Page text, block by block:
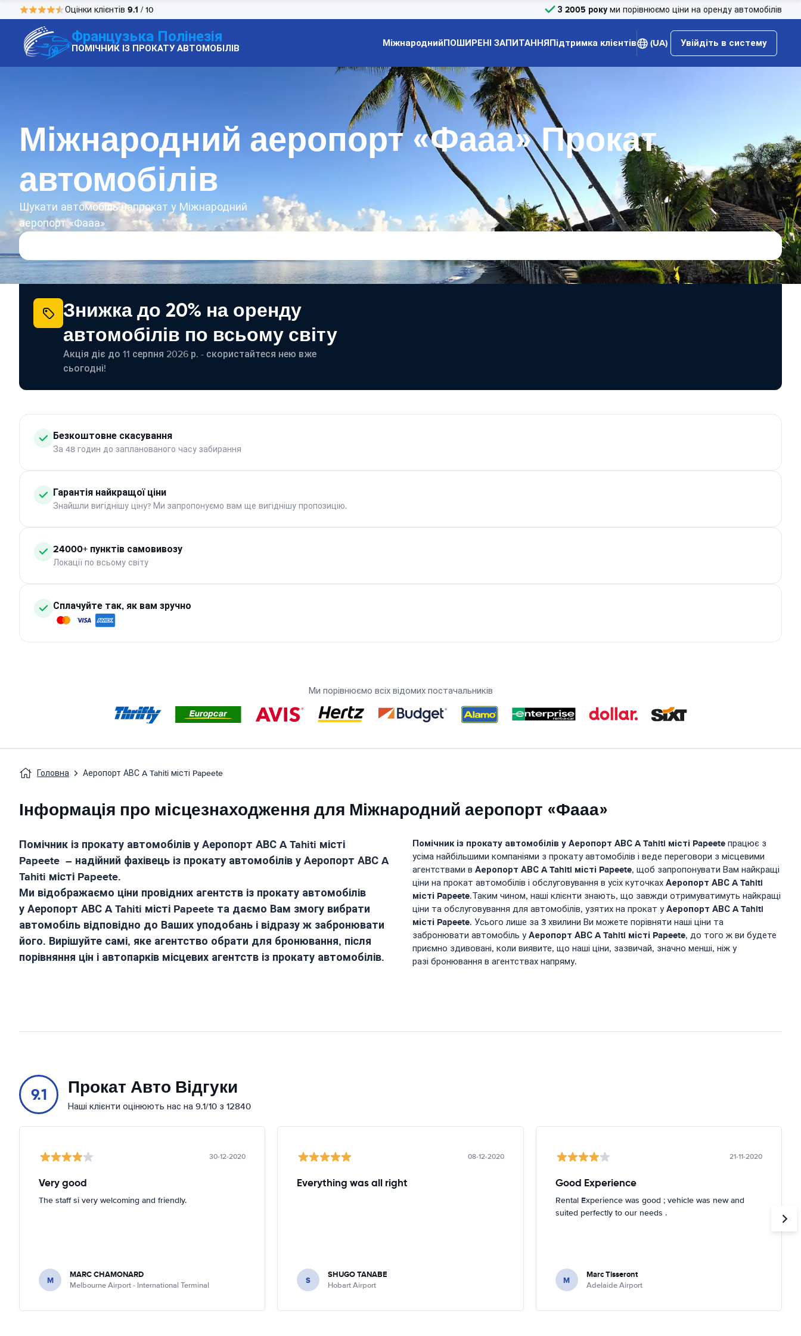
Оцінки клієнтів 9.1 / 10 З 2005 року ми порівнюємо ціни на оренду автомобілів
Французька Полінезія
ПОМІЧНИК ІЗ ПРОКАТУ АВТОМОБІЛІВ МіжнароднийПОШИРЕНІ ЗАПИТАННЯПідтримка клієнтів (UA) Увійдіть в систему
Міжнародний аеропорт «Фааа» Прокат
автомобілів
Шукати автомобіль напрокат у Міжнародний
аеропорт «Фааа»
Знижка до 20% на оренду
автомобілів по всьому світу
Акція діє до 11 серпня 2026 р. - скористайтеся нею вже
сьогодні!
Безкоштовне скасування
За 48 годин до запланованого часу забирання
Гарантія найкращої ціни
Знайшли вигіднішу ціну? Ми запропонуємо вам ще вигіднішу пропозицію.
24000+ пунктів самовивозу
Локації по всьому світу
Сплачуйте так, як вам зручно
Ми порівнюємо всіх відомих постачальників
Головна Аеропорт АВС A Tahiti місті Papeete
Інформація про місцезнаходження для Міжнародний аеропорт «Фааа»
Помічник із прокату автомобілів уАеропорт АВС A Tahiti місті
Papeete – надійний фахівець із прокату автомобілів уАеропорт АВС A
Tahiti місті Papeete.
Ми відображаємо ціни провідних агентств із прокату автомобілів
уАеропорт АВС A Tahiti місті Papeete та даємо Вам змогу вибрати
автомобіль відповідно до Ваших уподобань і відразу ж забронювати
його. Вирішуйте самі, яке агентство обрати для бронювання, після
порівняння цін і автопарків місцевих агентств із прокату автомобілів.
Помічник із прокату автомобілів уАеропорт АВС A Tahiti місті Papeete працює з
усіма найбільшими компаніями з прокату автомобілів і веде переговори з місцевими
агентствами в Аеропорт АВС A Tahiti місті Papeete, щоб запропонувати Вам найкращі
ціни на прокат автомобілів і обслуговування в усіх куточках Аеропорт АВС A Tahiti
місті Papeete.Таким чином, наші клієнти знають, що завжди отримуватимуть найкращі
ціни та обслуговування для автомобілів, узятих на прокат уАеропорт АВС A Tahiti
місті Papeete. Усього лише за 3 хвилини Ви можете порівняти наші ціни та
забронювати автомобіль уАеропорт АВС A Tahiti місті Papeete, до того ж ви будете
приємно здивовані, коли виявите, що наші ціни, зазвичай, значно менші, ніж у
разі бронювання в агентствах напряму.
9.1 Прокат Авто Відгуки
Наші клієнти оцінюють нас на 9.1/10 з 12840
30-12-2020
Very good
The staff si very welcoming and friendly.
M MARC CHAMONARD
Melbourne Airport - International Terminal
08-12-2020
Everything was all right
S SHUGO TANABE
Hobart Airport
21-11-2020
Good Experience
Rental Experience was good ; vehicle was new and
suited perfectly to our needs .
M Marc Tisseront
Adelaide Airport